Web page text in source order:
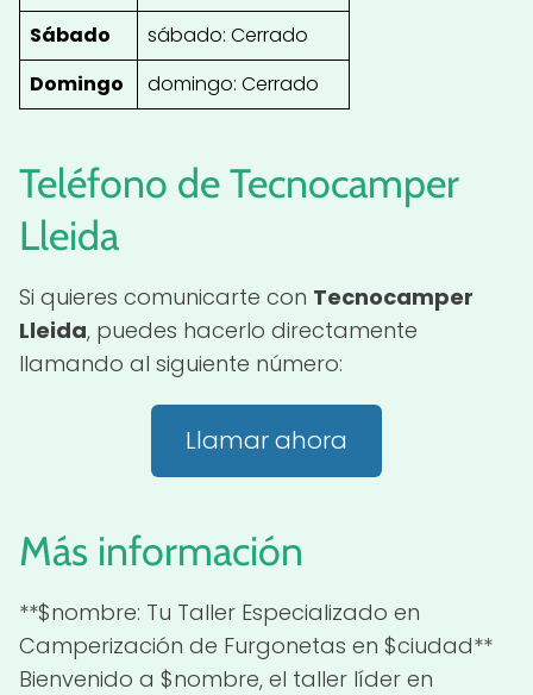
Sábado
sábado: Cerrado
Domingo
domingo: Cerrado
Teléfono de Tecnocamper
Lleida
Si quieres comunicarte con Tecnocamper
Lleida, puedes hacerlo directamente
llamando al siguiente número:
Llamar ahora
Más información
**$nombre: Tu Taller Especializado en
Camperización de Furgonetas en $ciudad**
Bienvenido a $nombre, el taller líder en